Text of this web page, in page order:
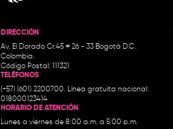
DIRECCIÓN
Av. El Dorado Cr.45 # 26 - 33 Bogotá D.C.
Colombia.
Código Postal: 111321
TELÉFONOS
(+57) (601) 2200700. Línea gratuita nacional:
018000123414
HORARIO DE ATENCIÓN
Lunes a viernes de 8:00 a.m. a 5:00 p.m.